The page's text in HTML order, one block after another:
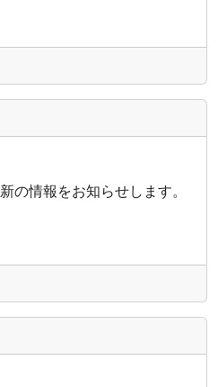
の情報をお知らせします。